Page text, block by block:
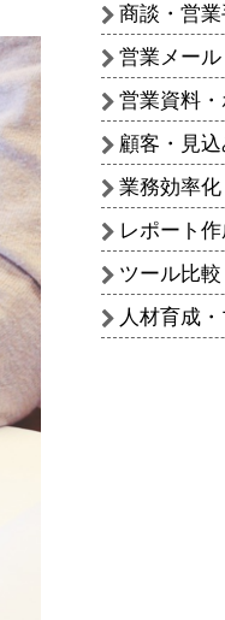
商談・営
営業メー
営業資料
顧客・見
業務効率
レポート
ツール比較
人材育成